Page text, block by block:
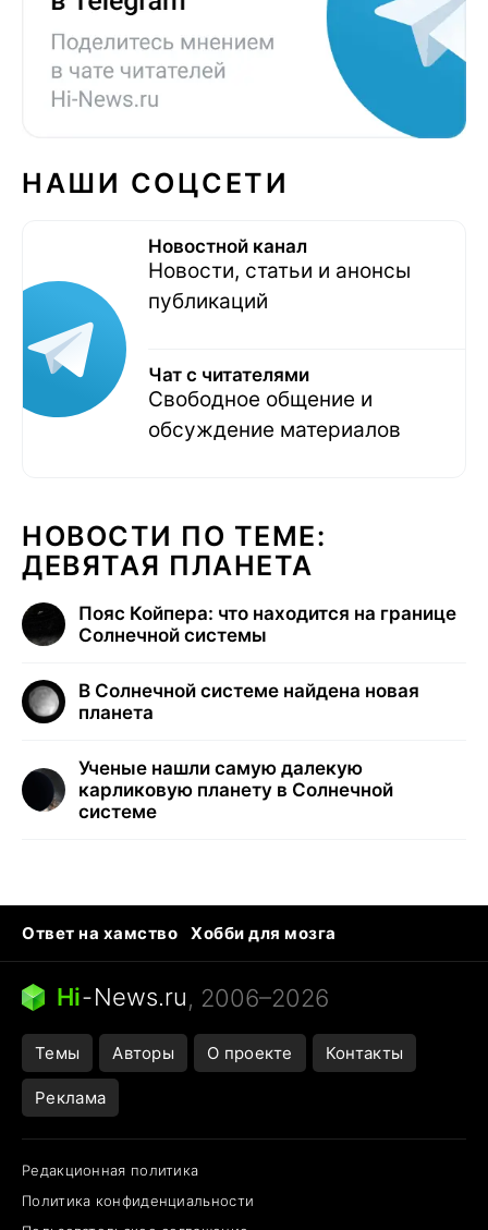
НАШИ СОЦСЕТИ
Новостной канал
Новости, статьи и анонсы
публикаций
Чат с читателями
Свободное общение и
обсуждение материалов
НОВОСТИ ПО ТЕМЕ:
ДЕВЯТАЯ ПЛАНЕТА
Пояс Койпера: что находится на границе
Солнечной системы
В Солнечной системе найдена новая
планета
Ученые нашли самую далекую
карликовую планету в Солнечной
системе
Ответ на хамство
Хобби для мозга
Бензин 100 vs 95
Тунцы в океанариуме
Следующая пандемия
Hi-News.ru, 2006–2026
Темы Авторы О проекте Контакты
Реклама
Редакционная политика
Политика конфиденциальности